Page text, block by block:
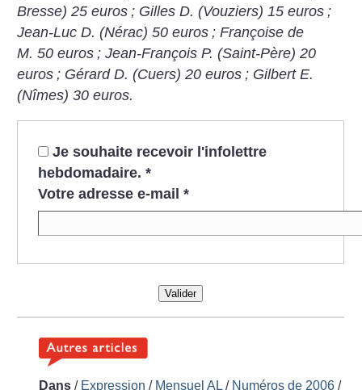
Bresse) 25 euros ; Gilles D. (Vouziers) 15 euros ;
Jean-Luc D. (Nérac) 50 euros ; Françoise de
M. 50 euros ; Jean-François P. (Saint-Père) 20
euros ; Gérard D. (Cuers) 20 euros ; Gilbert E.
(Nîmes) 30 euros.
Je souhaite recevoir l'infolettre
hebdomadaire. *
Votre adresse e-mail *
Valider
Dans / Expression / Mensuel AL / Numéros de 2006 /